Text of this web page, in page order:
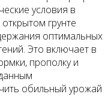
условия в
грунте
оптимальных
Это включает в
прополку и
обильный урожай